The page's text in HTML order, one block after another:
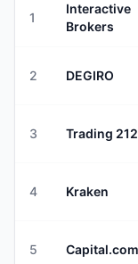
1
Interactive
Brokers
2 DEGIRO
3 Trading 212
4 Kraken
5 Capital.com